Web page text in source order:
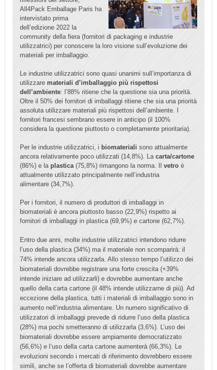
All4Pack Emballage Paris ha
intervistato prima
dell’edizione 2022 la
community della fiera (fornitori di packaging e industrie
utilizzatrici) per conoscere la loro visione sull’evoluzione dei
materiali per imballaggio.
Le industrie utilizzatrici sono quasi unanimi sull’importanza di
utilizzare materiali d’imballaggio più rispettosi
dell’ambiente: l’88% ritiene che la questione sia una priorità.
Oltre il 50% dei fornitori di imballaggi ritiene che sia una priorità
assoluta utilizzare materiali più rispettosi dell’ambiente. I
fornitori francesi sembrano essere in anticipo (il 100%
considera la questione piuttosto o completamente prioritaria).
Per le industrie utilizzatrici, i biomateriali sono attualmente
ancora relativamente poco utilizzati (14,8%). La carta/cartone
(86%) e la plastica (75,8%) rimangono la norma. Il vetro è
attualmente utilizzato principalmente nell’industria
alimentare (34,7%).
Per i fornitori, il numero di produttori di imballaggi in
biomateriali è ancora piuttosto basso (22,9%) rispetto ai
fornitori di imballaggi in plastica (69,9%) e cartone (62,7%).
Entro due anni, molte industrie utilizzatrici intendono ridurre
l’uso della plastica (34%) ma il materiale non scomparirà: il
74% intende ancora utilizzarla. Allo stesso tempo l’utilizzo dei
biomateriali dovrebbe registrare una forte crescita (+39%
intende iniziare ad utilizzarli) e dovrebbe aumentare anche
quello della carta cartone (il 48% intende utilizzarne di più). Ad
eccezione della plastica, tutti i materiali di imballaggio sono in
aumento nell’industria alimentare. Un numero significativo di
utilizzatori di imballaggi prevede di ridurre l’uso della plastica
(28%) ma pochi smetteranno di utilizzarla (3,6%). L’uso dei
biomateriali dovrebbe essere ampiamente democratizzato
(56,6%) e l’uso della carta cartone aumenterà (66,3%). Le
evoluzioni secondo i mercati di riferimento dovrebbero essere
simili, anche se l’offerta di biomateriali dovrebbe aumentare